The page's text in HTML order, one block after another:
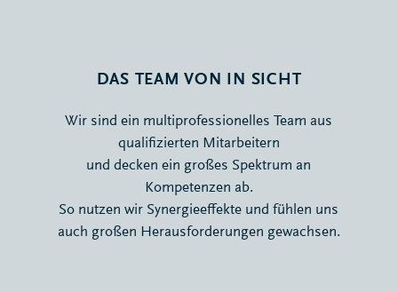
DAS TEAM VON IN SICHT
Wir sind ein multiprofessionelles Team aus
qualifizierten Mitarbeitern
und decken ein großes Spektrum an
Kompetenzen ab.
So nutzen wir Synergieeffekte und fühlen uns
auch großen Herausforderungen gewachsen.